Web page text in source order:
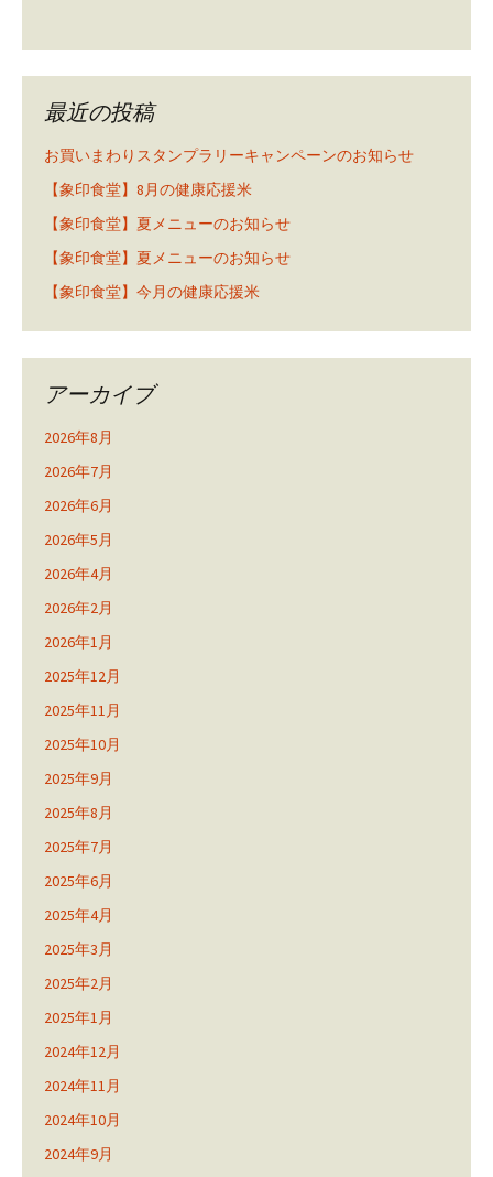
最近の投稿
お買いまわりスタンプラリーキャンペーンのお知らせ
【象印食堂】8月の健康応援米
【象印食堂】夏メニューのお知らせ
【象印食堂】夏メニューのお知らせ
【象印食堂】今月の健康応援米
アーカイブ
2026年8月
2026年7月
2026年6月
2026年5月
2026年4月
2026年2月
2026年1月
2025年12月
2025年11月
2025年10月
2025年9月
2025年8月
2025年7月
2025年6月
2025年4月
2025年3月
2025年2月
2025年1月
2024年12月
2024年11月
2024年10月
2024年9月